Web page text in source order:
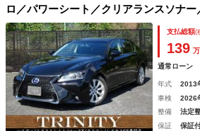
ロ／パワーシート／クリアランスソナ
ＥＤヘッドライト／純正ナビＴＶ／バッ
ＥＴＣ／Ｂｌｕｅｔｏｏｔｈオーディオ
支払総額(
139
通常ローン
年式 2013
車検
2026
整備
法定
保証
保証